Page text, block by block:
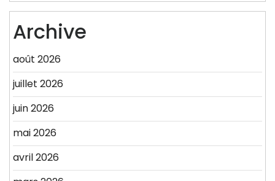
Archive
août 2026
juillet 2026
juin 2026
mai 2026
avril 2026